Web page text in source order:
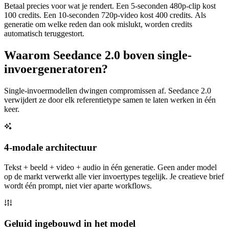
Betaal precies voor wat je rendert. Een 5-seconden 480p-clip kost
100 credits. Een 10-seconden 720p-video kost 400 credits. Als
generatie om welke reden dan ook mislukt, worden credits
automatisch teruggestort.
Waarom Seedance 2.0 boven single-
invoergeneratoren?
Single-invoermodellen dwingen compromissen af. Seedance 2.0
verwijdert ze door elk referentietype samen te laten werken in één
keer.
4-modale architectuur
Tekst + beeld + video + audio in één generatie. Geen ander model
op de markt verwerkt alle vier invoertypes tegelijk. Je creatieve brief
wordt één prompt, niet vier aparte workflows.
Geluid ingebouwd in het model